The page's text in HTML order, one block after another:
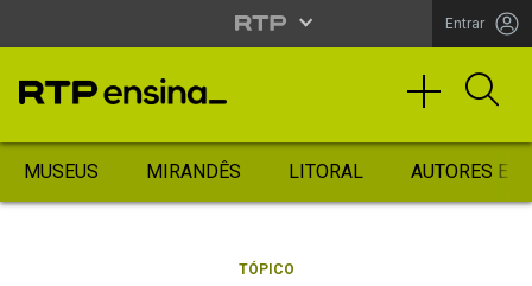
Entrar
MUSEUS MIRANDÊS LITORAL AUTORES
TÓPICO